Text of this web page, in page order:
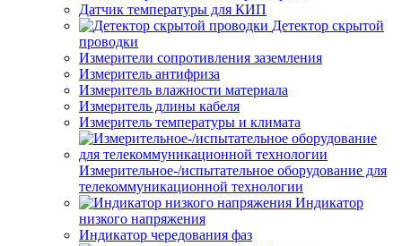
Датчик температуры для КИП
Детектор скрытой
проводки
Измерители сопротивления заземления
Измеритель антифриза
Измеритель влажности материала
Измеритель длины кабеля
Измеритель температуры и климата
Измерительное-/испытательное оборудование для
телекоммуникационной технологии
Индикатор
низкого напряжения
Индикатор чередования фаз